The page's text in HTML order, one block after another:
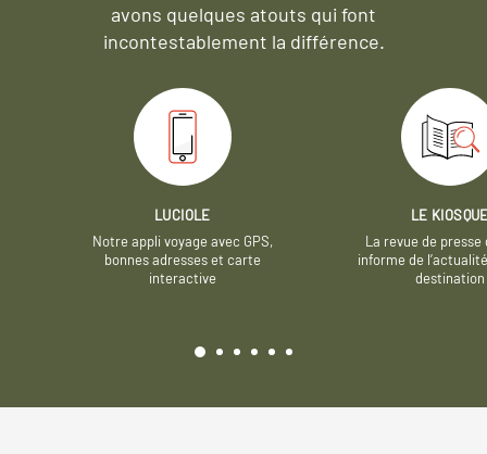
avons quelques atouts qui font
incontestablement la différence.
LUCIOLE
Notre appli voyage avec GPS,
bonnes adresses et carte
interactive
LE
La revue de presse
informe de
destination